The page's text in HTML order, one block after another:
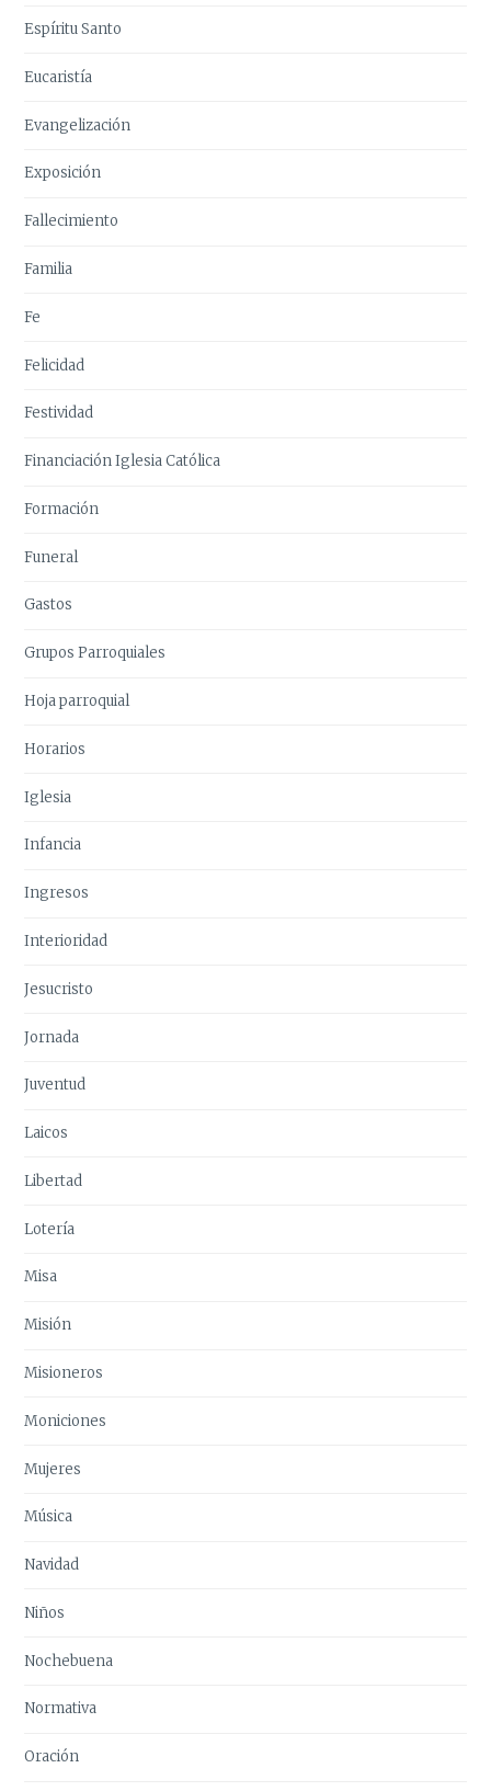
Espíritu Santo
Eucaristía
Evangelización
Exposición
Fallecimiento
Familia
Fe
Felicidad
Festividad
Financiación Iglesia Católica
Formación
Funeral
Gastos
Grupos Parroquiales
Hoja parroquial
Horarios
Iglesia
Infancia
Ingresos
Interioridad
Jesucristo
Jornada
Juventud
Laicos
Libertad
Lotería
Misa
Misión
Misioneros
Moniciones
Mujeres
Música
Navidad
Niños
Nochebuena
Normativa
Oración